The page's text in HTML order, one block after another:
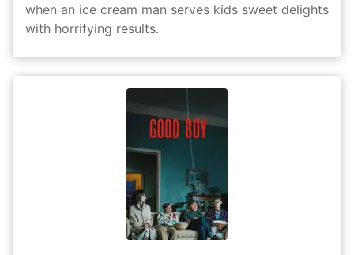
when an ice cream man serves kids sweet delights
with horrifying results.